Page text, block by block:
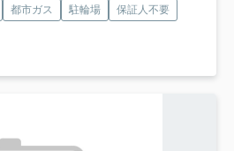
都市ガス 駐輪場
保証人不要